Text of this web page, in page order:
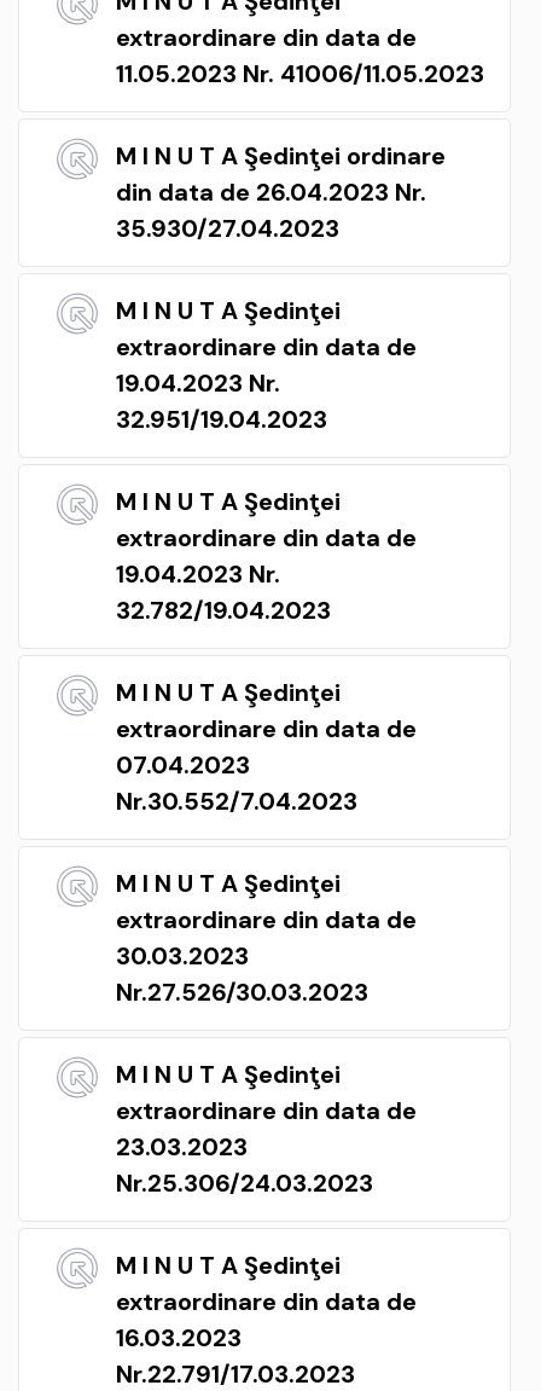
extraordinare din data de
11.05.2023 Nr. 41006/11.05.2023
M I N U T A Şedinţei ordinare
din data de 26.04.2023 Nr.
35.930/27.04.2023
M I N U T A Şedinţei
extraordinare din data de
19.04.2023 Nr.
32.951/19.04.2023
M I N U T A Şedinţei
extraordinare din data de
19.04.2023 Nr.
32.782/19.04.2023
M I N U T A Şedinţei
extraordinare din data de
07.04.2023
Nr.30.552/7.04.2023
M I N U T A Şedinţei
extraordinare din data de
30.03.2023
Nr.27.526/30.03.2023
M I N U T A Şedinţei
extraordinare din data de
23.03.2023
Nr.25.306/24.03.2023
M I N U T A Şedinţei
extraordinare din data de
16.03.2023
Nr.22.791/17.03.2023